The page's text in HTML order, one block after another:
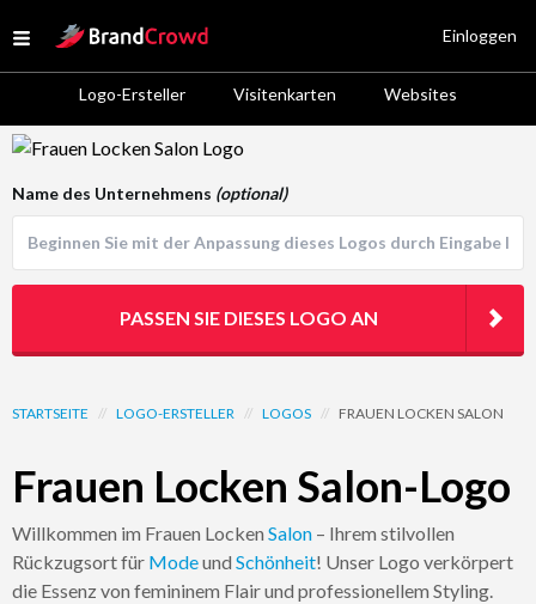
Open menu
Site Logo
Logo-Ersteller Visitenkarten Websites
Einloggen
Logo Template Preview
STARTSEITE // LOGO-ERSTELLER // LOGOS // FRAUEN LOCKEN SALON
Frauen Locken Salon-Logo
Willkommen im Frauen Locken Salon – Ihrem stilvollen
Rückzugsort für Modeund Schönheit! Unser Logo verkörpert
die Essenz von femininem Flair und professionellem Styling.
Name des Unternehmens (optional)
PASSEN SIE DIESES LOGO AN